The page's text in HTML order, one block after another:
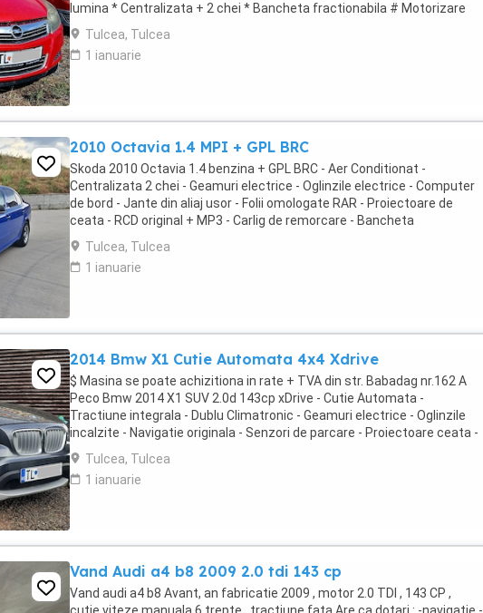
lumina * Centralizata + 2 chei * Bancheta fractionabila # Motorizare
foarte economica Autoturism ...
Tulcea, Tulcea
1 ianuarie
2010 Octavia 1.4 MPI + GPL BRC
Skoda 2010 Octavia 1.4 benzina + GPL BRC - Aer Conditionat -
Centralizata 2 chei - Geamuri electrice - Oglinzile electrice - Computer
de bord - Jante din aliaj usor - Folii omologate RAR - Proiectoare de
ceata - RCD original + MP3 - Carlig de remorcare - Bancheta
fractionabila - Portbagaj foarte incapator # ...
Tulcea, Tulcea
1 ianuarie
2014 Bmw X1 Cutie Automata 4x4 Xdrive
$ Masina se poate achizitiona in rate + TVA din str. Babadag nr.162 A
Peco Bmw 2014 X1 SUV 2.0d 143cp xDrive - Cutie Automata -
Tractiune integrala - Dublu Climatronic - Geamuri electrice - Oglinzile
incalzite - Navigatie originala - Senzori de parcare - Proiectoare ceata -
Cotiera fata+spate - Asistenta ...
Tulcea, Tulcea
1 ianuarie
Vand Audi a4 b8 2009 2.0 tdi 143 cp
Vand audi a4 b8 Avant, an fabricatie 2009 , motor 2.0 TDI , 143 CP ,